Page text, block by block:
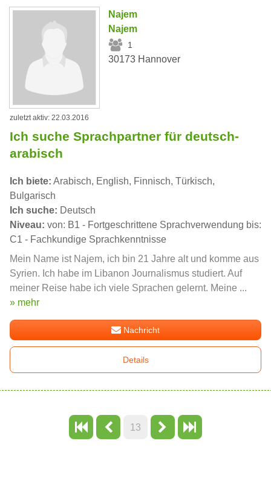
Najem
Najem
1
30173 Hannover
zuletzt aktiv: 22.03.2016
Ich suche Sprachpartner für deutsch-
arabisch
Ich biete: Arabisch, English, Finnisch, Türkisch,
Bulgarisch
Ich suche: Deutsch
Niveau: von: B1 - Fortgeschrittene Sprachverwendung bis:
C1 - Fachkundige Sprachkenntnisse
Mein Name ist Najem, ich bin 21 Jahre alt und komme aus
Syrien. Ich habe im Libanon Journalismus studiert. Auf
meiner Reise habe ich viele Sprachen gelernt. Meine ...
» mehr
Nachricht
Details
13